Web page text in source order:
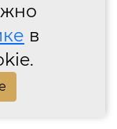
в